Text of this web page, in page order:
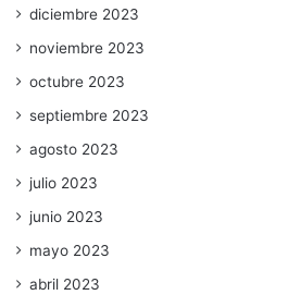
diciembre 2023
noviembre 2023
octubre 2023
septiembre 2023
agosto 2023
julio 2023
junio 2023
mayo 2023
abril 2023